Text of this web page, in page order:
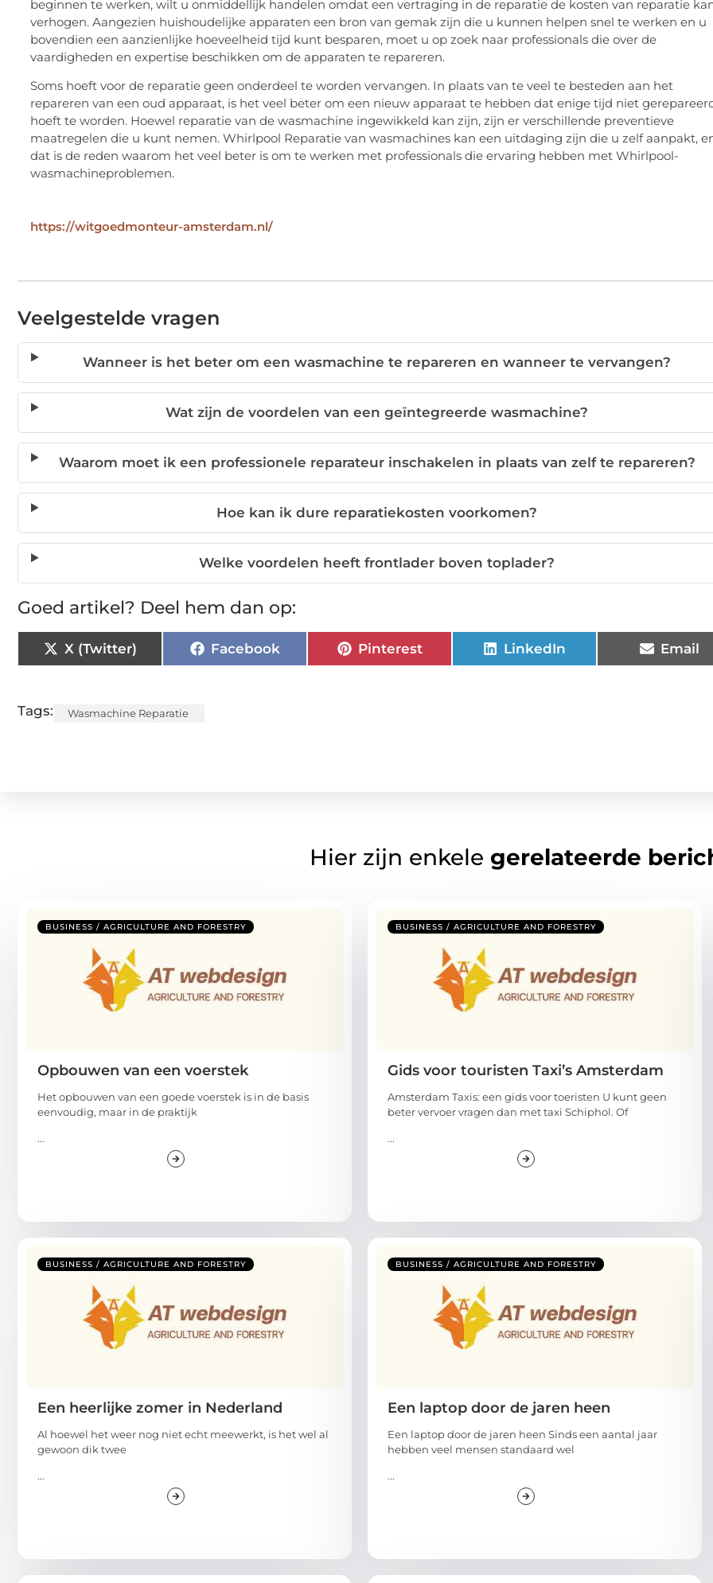
beginnen te werken, wilt u onmiddellijk handelen omdat een vertraging in de reparatie de kosten van reparatie
verhogen. Aangezien huishoudelijke apparaten een bron van gemak zijn die u kunnen helpen snel te werken en u
bovendien een aanzienlijke hoeveelheid tijd kunt besparen, moet u op zoek naar professionals die over de
vaardigheden en expertise beschikken om de apparaten te repareren.
Soms hoeft voor de reparatie geen onderdeel te worden vervangen. In plaats van te veel te besteden aan het
repareren van een oud apparaat, is het veel beter om een ​​nieuw apparaat te hebben dat enige tijd niet
hoeft te worden. Hoewel reparatie van de wasmachine ingewikkeld kan zijn, zijn er verschillende preventieve
maatregelen die u kunt nemen. Whirlpool Reparatie van wasmachines kan een uitdaging zijn die u zelf aanpakt,
dat is de reden waarom het veel beter is om te werken met professionals die ervaring hebben met Whirlpool-
wasmachineproblemen.
https://witgoedmonteur-amsterdam.nl/
Veelgestelde vragen
Wanneer is het beter om een wasmachine te repareren en wanneer te vervangen?
Wat zijn de voordelen van een geïntegreerde wasmachine?
Waarom moet ik een professionele reparateur inschakelen in plaats van zelf te repareren?
Hoe kan ik dure reparatiekosten voorkomen?
Welke voordelen heeft frontlader boven toplader?
Goed artikel? Deel hem dan op:
X (Twitter) Facebook Pinterest LinkedIn Email
Tags: Wasmachine Reparatie
Hier zijn enkele gerelateerde
BUSINESS / AGRICULTURE AND FORESTRY
Opbouwen van een voerstek
Het opbouwen van een goede voerstek is in de basis
eenvoudig, maar in de praktijk
...
BUSINESS / AGRICULTURE AND FORESTRY
Gids voor touristen Taxi’s Amsterdam
Amsterdam Taxis: een gids voor toeristen U kunt geen
beter vervoer vragen dan met taxi Schiphol. Of
...
BUSINESS / AGRICULTURE AND FORESTRY
Een heerlijke zomer in Nederland
Al hoewel het weer nog niet echt meewerkt, is het wel al
gewoon dik twee
...
BUSINESS / AGRICULTURE AND FORESTRY
Een laptop door de jaren heen
Een laptop door de jaren heen Sinds een aantal jaar
hebben veel mensen standaard wel
...